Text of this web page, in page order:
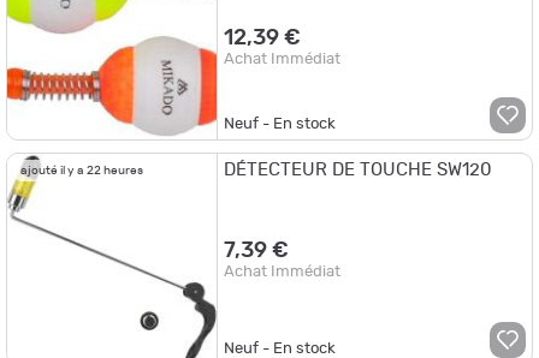
12,39 €
Achat Immédiat
Neuf - En stock
ajouté il y a 22 heures DÉTECTEUR DE TOUCHE SW120
7,39 €
Achat Immédiat
Neuf - En stock